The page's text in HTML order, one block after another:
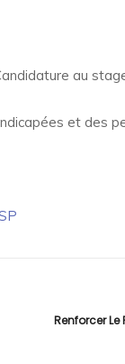
au
et des
Renforcer Le